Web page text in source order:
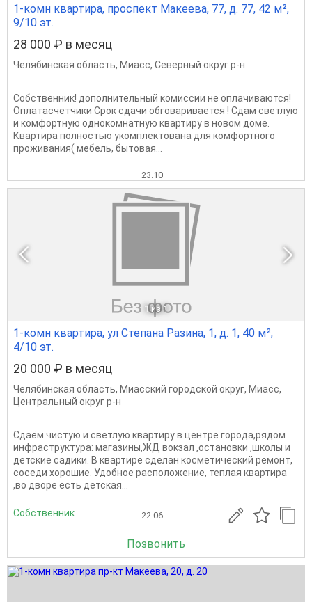
1-комн квартира, проспект Макеева, 77, д. 77, 42 м²,
9/10 эт.
28 000 ₽ в месяц
Челябинская область, Миасс, Северный округ р-н
Собственник! дополнительный комиссии не оплачиваются!
Оплатасчетчики Срок сдачи обговаривается ! Сдам светлую
и комфортную однокомнатную квартиру в новом доме.
Квартира полностью укомплектована для комфортного
проживания( мебель, бытовая...
23.10
1 из 1
1-комн квартира, ул Степана Разина, 1, д. 1, 40 м²,
4/10 эт.
20 000 ₽ в месяц
Челябинская область, Миасский городской округ, Миасс,
Центральный округ р-н
Сдаём чистую и светлую квартиру в центре города,рядом
инфраструктура: магазины,ЖД вокзал ,остановки ,школы и
детские садики. В квартире сделан косметический ремонт,
соседи хорошие. Удобное расположение, теплая квартира
,во дворе есть детская...
Собственник 22.06
Позвонить